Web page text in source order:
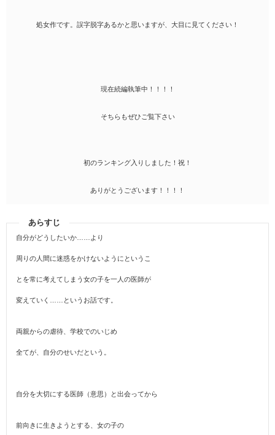
処女作です。誤字脱字あるかと思いますが、大目に見てください！
現在続編執筆中！！！！
そちらもぜひご覧下さい
初のランキング入りしました！祝！
ありがとうございます！！！！
あらすじ
自分がどうしたいか……より
周りの人間に迷惑をかけないようにというこ
とを常に考えてしまう女の子を一人の医師が
変えていく……というお話です。
両親からの虐待、学校でのいじめ
全てが、自分のせいだという。
自分を大切にする医師（意思）と出会ってから
前向きに生きようとする、女の子の